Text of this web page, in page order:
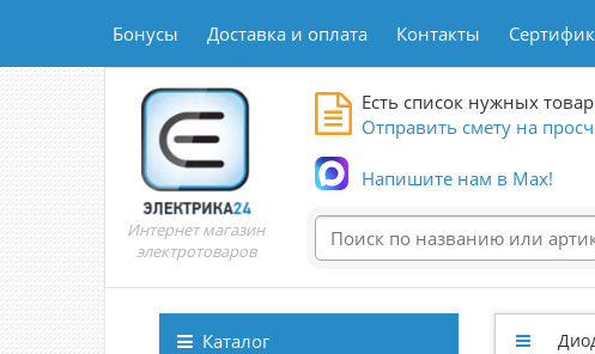
Бонусы Доставка и оплата Контакты
Интернет магазин
электротоваров
Есть список нужных
Отправить смету на
Напишите нам в Max!
Каталог